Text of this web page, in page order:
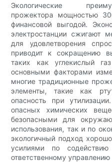
Экологические
прожектора мощностью
финансовой выгодой.
электростанции сжигают
для удовлетворения
приводит к сокращению
таких как углекислый
основными факторами
многие традиционные
элементы, такие как
опасность при
опасных химических
безопасными для
использования, так и по
экологичный подход
усилиями по
ответственному